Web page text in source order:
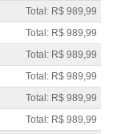
Total: R$ 989,99
Total: R$ 989,99
Total: R$ 989,99
Total: R$ 989,99
Total: R$ 989,99
Total: R$ 989,99